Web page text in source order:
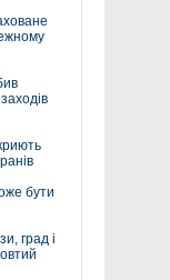
бути
град і